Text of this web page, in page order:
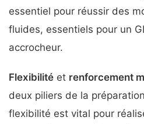
essentiel pour réussir des
fluides, essentiels pour un
accrocheur.
Flexibilité et renforcement
deux piliers de la
flexibilité est vital pour